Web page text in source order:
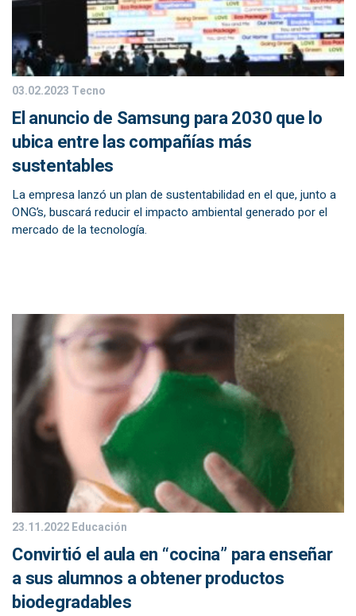
03.02.2023 Tecno
El anuncio de Samsung para 2030 que lo
ubica entre las compañías más
sustentables
La empresa lanzó un plan de sustentabilidad en el que, junto a
ONG’s, buscará reducir el impacto ambiental generado por el
mercado de la tecnología.
23.11.2022Educación
Convirtió el aula en “cocina” para enseñar
a sus alumnos a obtener productos
biodegradables